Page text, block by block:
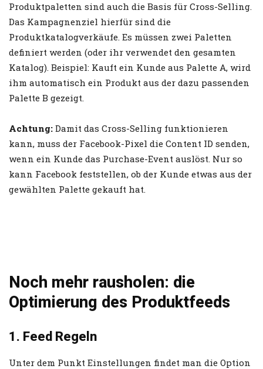
Produktpaletten sind auch die Basis für Cross-Selling.
Das Kampagnenziel hierfür sind die
Produktkatalogverkäufe. Es müssen zwei Paletten
definiert werden (oder ihr verwendet den gesamten
Katalog). Beispiel: Kauft ein Kunde aus Palette A, wird
ihm automatisch ein Produkt aus der dazu passenden
Palette B gezeigt.
Achtung: Damit das Cross-Selling funktionieren
kann, muss der Facebook-Pixel die Content ID senden,
wenn ein Kunde das Purchase-Event auslöst. Nur so
kann Facebook feststellen, ob der Kunde etwas aus der
gewählten Palette gekauft hat.
Noch mehr rausholen: die
Optimierung des Produktfeeds
1. Feed Regeln
Unter dem Punkt Einstellungen findet man die Option